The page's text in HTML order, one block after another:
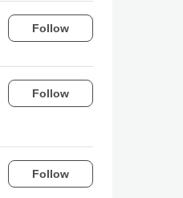
Follow
Follow
Follow